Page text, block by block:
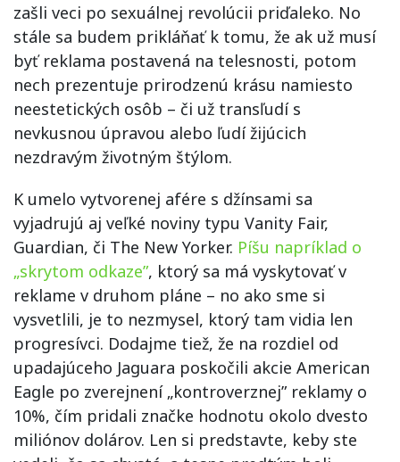
zašli veci po sexuálnej revolúcii priďaleko. No
stále sa budem prikláňať k tomu, že ak už musí
byť reklama postavená na telesnosti, potom
nech prezentuje prirodzenú krásu namiesto
neestetických osôb – či už transľudí s
nevkusnou úpravou alebo ľudí žijúcich
nezdravým životným štýlom.
K umelo vytvorenej afére s džínsami sa
vyjadrujú aj veľké noviny typu Vanity Fair,
Guardian, či The New Yorker. Píšu napríklad o
„skrytom odkaze”, ktorý sa má vyskytovať v
reklame v druhom pláne – no ako sme si
vysvetlili, je to nezmysel, ktorý tam vidia len
progresívci. Dodajme tiež, že na rozdiel od
upadajúceho Jaguara poskočili akcie American
Eagle po zverejnení „kontroverznej” reklamy o
10%, čím pridali značke hodnotu okolo dvesto
miliónov dolárov. Len si predstavte, keby ste